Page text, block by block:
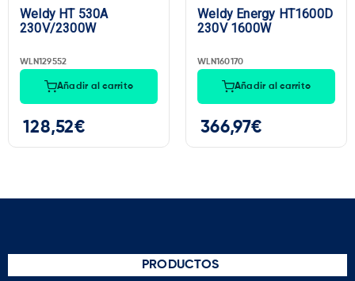
Weldy HT 530A
230V/2300W
WLN129552
Añadir al carrito
128,52€
Weldy Energy HT1600D
230V 1600W
WLN160170
Añadir al carrito
366,97€
PRODUCTOS